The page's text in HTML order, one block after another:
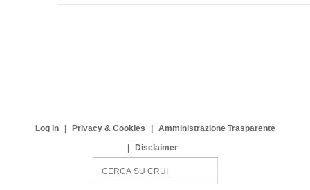
Log in Privacy & Cookies
Amministrazione Trasparente
Disclaimer